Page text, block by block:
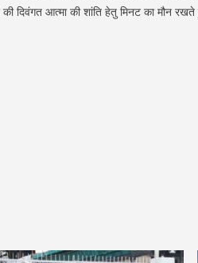
दिवंगत आत्मा की शांति हेतु मिनट का मौन रखते